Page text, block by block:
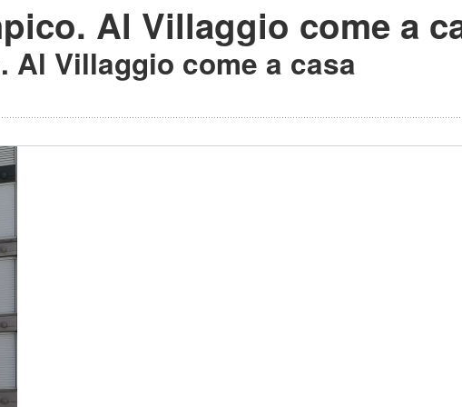
Al Villaggio come a
Al Villaggio come a casa